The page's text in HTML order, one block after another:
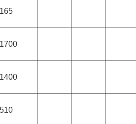
165
1700
1400
510